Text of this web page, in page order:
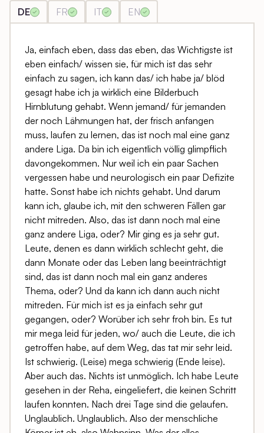
DE FR IT EN
Ja, einfach eben, dass das eben, das Wichtigste ist
eben einfach/ wissen sie, für mich ist das sehr
einfach zu sagen, ich kann das/ ich habe ja/ blöd
gesagt habe ich ja wirklich eine Bilderbuch
Hirnblutung gehabt. Wenn jemand/ für jemanden
der noch Lähmungen hat, der frisch anfangen
muss, laufen zu lernen, das ist noch mal eine ganz
andere Liga. Da bin ich eigentlich völlig glimpflich
davongekommen. Nur weil ich ein paar Sachen
vergessen habe und neurologisch ein paar Defizite
hatte. Sonst habe ich nichts gehabt. Und darum
kann ich, glaube ich, mit den schweren Fällen gar
nicht mitreden. Also, das ist dann noch mal eine
ganz andere Liga, oder? Mir ging es ja sehr gut.
Leute, denen es dann wirklich schlecht geht, die
dann Monate oder das Leben lang beeinträchtigt
sind, das ist dann noch mal ein ganz anderes
Thema, oder? Und da kann ich dann auch nicht
mitreden. Für mich ist es ja einfach sehr gut
gegangen, oder? Worüber ich sehr froh bin. Es tut
mir mega leid für jeden, wo/ auch die Leute, die ich
getroffen habe, auf dem Weg, das tat mir sehr leid.
Ist schwierig. (Leise) mega schwierig (Ende leise).
Aber auch das. Nichts ist unmöglich. Ich habe Leute
gesehen in der Reha, eingeliefert, die keinen Schritt
laufen konnten. Nach drei Tage sind die gelaufen.
Unglaublich. Unglaublich. Also der menschliche